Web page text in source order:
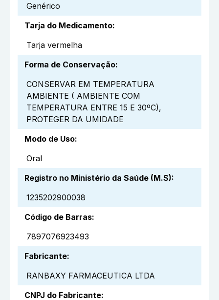
Genérico
Tarja do Medicamento:
Tarja vermelha
Forma de Conservação:
CONSERVAR EM TEMPERATURA
AMBIENTE ( AMBIENTE COM
TEMPERATURA ENTRE 15 E 30ºC),
PROTEGER DA UMIDADE
Modo de Uso:
Oral
Registro no Ministério da Saúde (M.S):
1235202900038
Código de Barras:
7897076923493
Fabricante:
RANBAXY FARMACEUTICA LTDA
CNPJ do Fabricante: